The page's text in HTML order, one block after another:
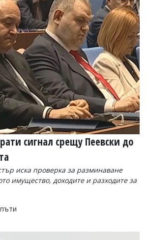
сигнал срещу Пеевски до
иска проверка за разминаване
имущество, доходите и разходите за